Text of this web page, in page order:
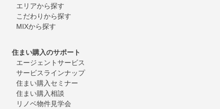
エリアから探す
こだわりから探す
MIXから探す
住まい購入のサポート
エージェントサービス
サービスラインナップ
住まい購入セミナー
住まい購入相談
リノベ物件見学会